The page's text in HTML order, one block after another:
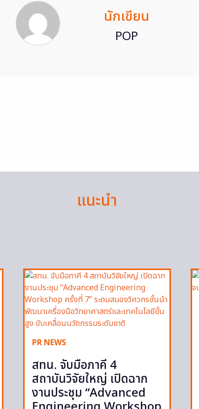
นักเขียน
POP
แนะนำ
PR NEWS
สทน. จับมือภาคี 4
สถาบันวิจัยใหญ่ เปิดฉาก
งานประชุม “Advanced